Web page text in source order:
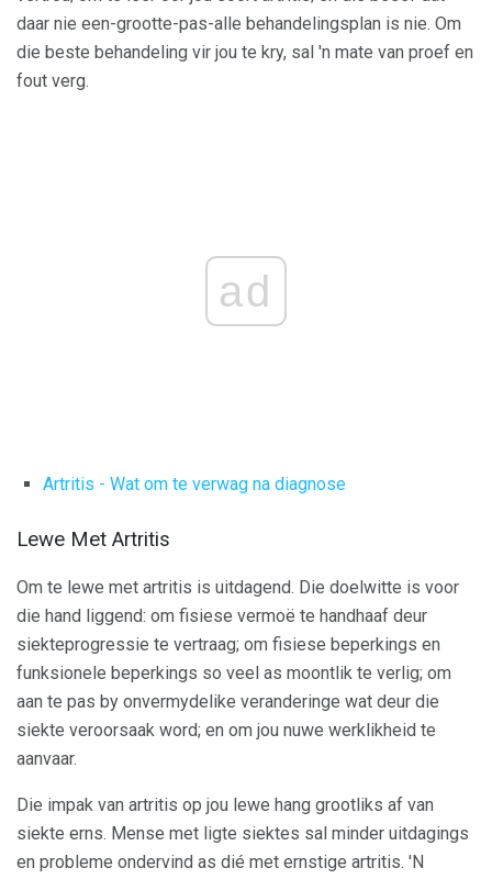
daar nie een-grootte-pas-alle behandelingsplan is nie. Om
die beste behandeling vir jou te kry, sal 'n mate van proef en
fout verg.
ad
Artritis - Wat om te verwag na diagnose
Lewe Met Artritis
Om te lewe met artritis is uitdagend. Die doelwitte is voor
die hand liggend: om fisiese vermoë te handhaaf deur
siekteprogressie te vertraag; om fisiese beperkings en
funksionele beperkings so veel as moontlik te verlig; om
aan te pas by onvermydelike veranderinge wat deur die
siekte veroorsaak word; en om jou nuwe werklikheid te
aanvaar.
Die impak van artritis op jou lewe hang grootliks af van
siekte erns. Mense met ligte siektes sal minder uitdagings
en probleme ondervind as dié met ernstige artritis. 'N